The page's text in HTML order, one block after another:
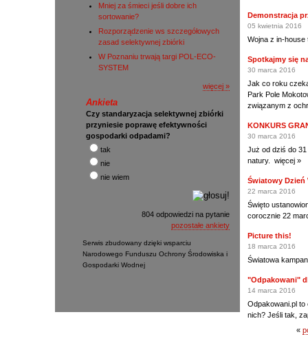
Mniej za śmieci jeśli dobre ich
sortowanie?
Rozporządzenie ws szczegółowych
zasad selektywnej zbiórki
W Poznaniu trwają targi POL-ECO-
SYSTEM
więcej »
Ankieta
Czy standaryzacja selektywnej zbiórki
przyniesie poprawę efektywności
gospodarki odpadami?
tak
nie
nie wiem
804 odpowiedzi na pytanie
pozostałe ankiety
Serwis zbudowany dzięki wsparciu
Narodowego Funduszu Ochrony Środowiska i
Gospodarki Wodnej
Demonstracja
05 kwietnia 2016
Wojna z in-
Spotkajmy się
30 marca 2016
Jak co roku
Park Pole
związanym z
KONKURS
30 marca 2016
Już od dziś do 31
natury.
więcej »
Światowy Dzień
22 marca 2016
Święto
corocznie 22
Picture this!
18 marca 2016
Światowa
"Odpakowani"
14 marca 2016
Odpakowani.pl
nich? Jeśli tak,
«